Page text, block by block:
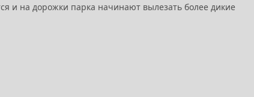
и на дорожки парка начинают вылезать более дикие